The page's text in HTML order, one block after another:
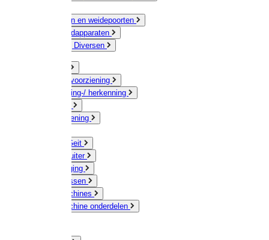
Doorgangen en weidepoorten
Schrikdraadapparaten
Afrastering Diversen
Drinkwatervoorziening
Veemarkering-/ herkenning
Voervoorziening
Schaap / Geit
Paard & Ruiter
Veeverzorging
Scheermessen
Scheermachines
Scheermachine onderdelen